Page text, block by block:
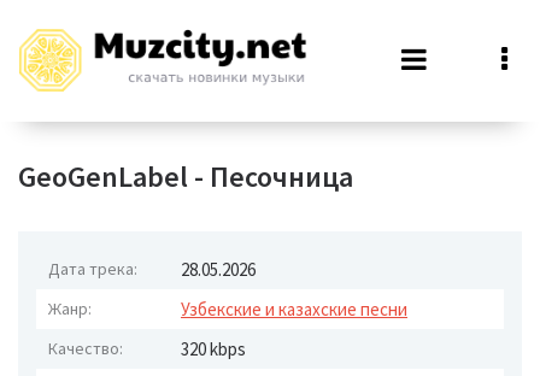
GeoGenLabel - Песочница
Дата трека: 28.05.2026
Жанр: Узбекские и казахские песни
Качество: 320 kbps